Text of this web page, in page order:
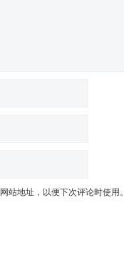
站地址，以便下次评论时使用。